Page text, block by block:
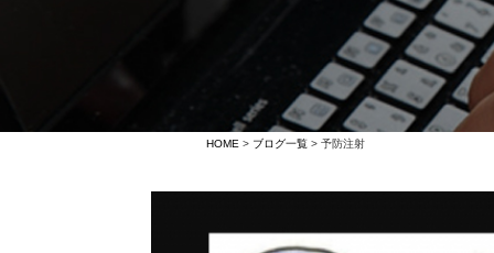
HOME > ブログ一覧 > 予防注射